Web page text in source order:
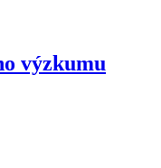
výzkumu